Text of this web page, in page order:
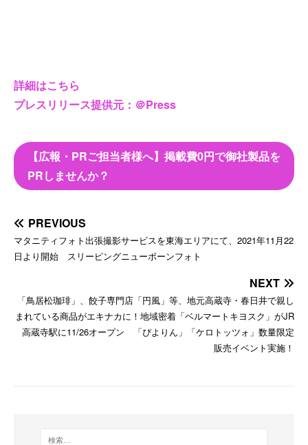
詳細はこちら
プレスリリース提供元：＠Press
【広報・PRご担当者様へ】掲載費0円で御社製品を
PRしませんか？
PREVIOUS
マタニティフォト出張撮影サービスを東海エリアにて、2021年11月22
日より開始 スリーピングニューボーンフォト
NEXT
「鳥居松珈琲」、餃子専門店「円風」等、地元高蔵寺・春日井で親し
まれている商品がエキナカに！地域密着「ベルマートキヨスク」がJR
高蔵寺駅に11/26オープン 「ぴよりん」「ケロトッツォ」数量限定
販売イベント実施！